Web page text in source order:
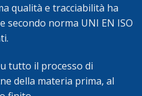
qualità e tracciabilità ha
secondo norma UNI EN ISO
tutto il processo di
della materia prima, al